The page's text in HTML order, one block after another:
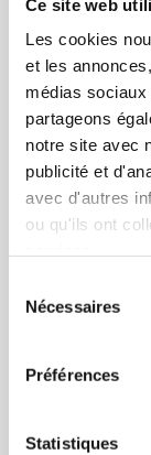
Ce site web
Les cookies
et les
médias
partageons
notre site avec
publicité et
avec d'autres
ou qu'ils ont
Nécessaires
Préférences
Statistiques